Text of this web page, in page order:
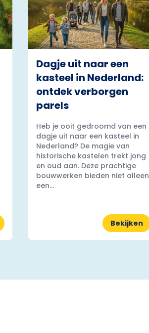
Dagje uit naar een
kasteel in Nederland:
ontdek verborgen
parels
Heb je ooit gedroomd van een
dagje uit naar een kasteel in
Nederland? De magie van
historische kastelen trekt jong
en oud aan. Deze prachtige
bouwwerken bieden niet alleen
een...
Bekijken